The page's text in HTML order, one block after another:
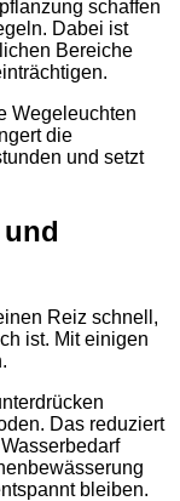
schaffen
Dabei ist
Bereiche
Wegeleuchten
die
und setzt
Reiz schnell,
ist. Mit einigen
Das reduziert
bleiben.